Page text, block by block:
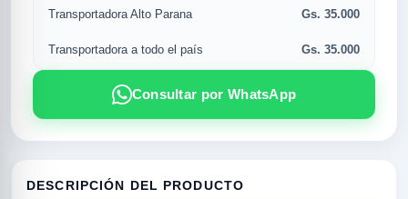
Transportadora Alto Parana Gs. 35.000
Transportadora a todo el país Gs. 35.000
Consultar por WhatsApp
DESCRIPCIÓN DEL PRODUCTO